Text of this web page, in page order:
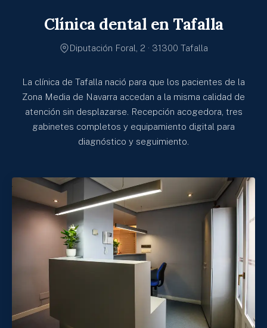
Clínica dental en Tafalla
Diputación Foral, 2 · 31300 Tafalla
La clínica de Tafalla nació para que los pacientes de la
Zona Media de Navarra accedan a la misma calidad de
atención sin desplazarse. Recepción acogedora, tres
gabinetes completos y equipamiento digital para
diagnóstico y seguimiento.